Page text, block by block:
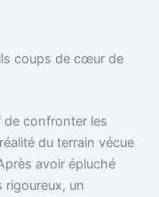
coups de cœur de
confronter les
du terrain vécue
avoir épluché
rigoureux, un